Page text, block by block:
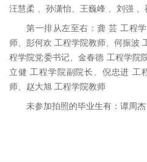
汪慧柔 、孙潇怡、王巍峰 、刘强
第一排从左至右：龚 芸 工程
师、彭何欢 工程学院教师、何振波
程学院党委书记、金春德 工程学院
立健 工程学院副院长、倪忠进 工
师、赵大旭 工程学院教师
未参加拍照的毕业生有：谭周杰